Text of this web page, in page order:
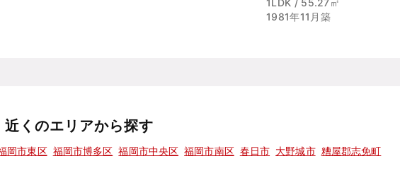
1981年11月築
近くのエリアから探す
岡市東区 福岡市博多区 福岡市中央区 福岡市南区 春日市 大野城市 糟屋郡志免町